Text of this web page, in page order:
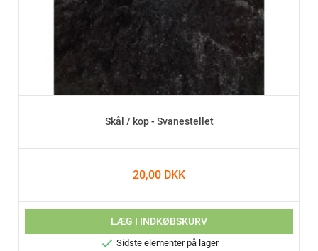
Skål / kop - Svanestellet
20,00 DKK
LÆG I INDKØBSKURV
 Sidste elementer på lager